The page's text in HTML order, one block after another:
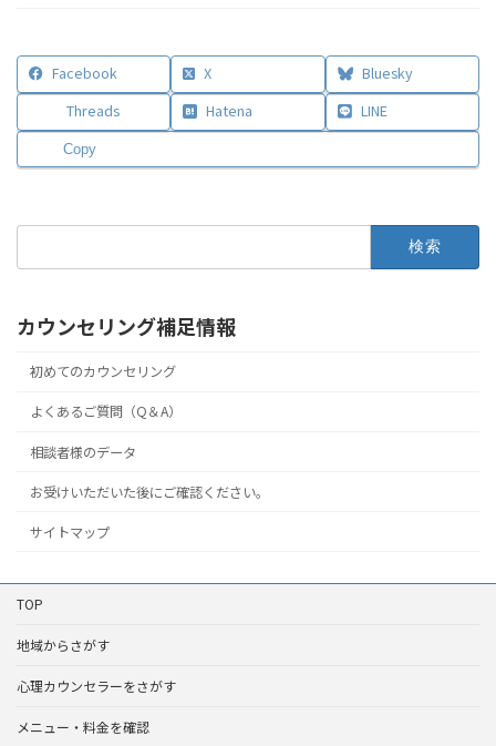
Facebook X
Bluesky
Threads
Hatena LINE
Copy
検
カウンセリング補足情報
初めてのカウンセリング
よくあるご質問（Q＆A）
相談者様のデータ
お受けいただいた後にご確認ください。
サイトマップ
TOP
地域からさがす
心理カウンセラーをさがす
メニュー・料金を確認